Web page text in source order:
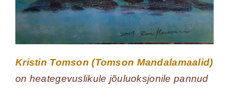
Kristin Tomson (Tomson Mandalamaalid)
on heategevuslikule jõuluoksjonile pannud